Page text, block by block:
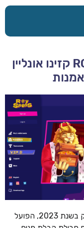
ROYSPINS CASINO – 2026 קזינו אונליין
RoySpins Casino הוא קזינו אונליין שהושק בשנת 2023, הפועל